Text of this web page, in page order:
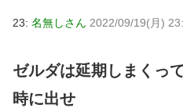
23: 名無しさん 2022/09/19(月)
ゼルダは延期しまくっ
時に出せ